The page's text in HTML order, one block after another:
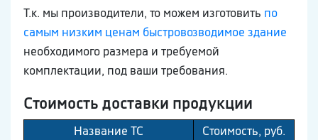
Т.к. мы производители, то можем изготовить по
самым низким ценам быстровозводимое здание
необходимого размера и требуемой
комплектации, под ваши требования.
Стоимость доставки продукции
Название ТС
Стоимость, руб.